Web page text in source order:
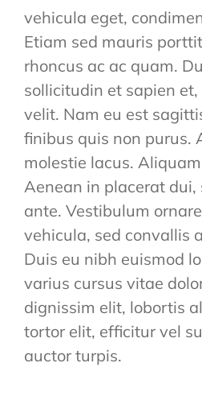
vehicula eget,
Etiam sed mauris
rhoncus ac ac quam.
sollicitudin et sapien
velit. Nam eu est
finibus quis non purus.
molestie lacus.
Aenean in placerat
ante. Vestibulum
vehicula, sed convallis
Duis eu nibh euismod
varius cursus vitae
dignissim elit, lobortis
tortor elit, efficitur vel
auctor turpis.